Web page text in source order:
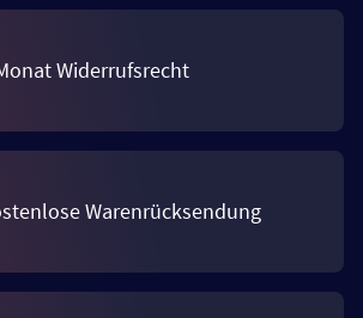
Widerrufsrecht
Warenrücksendung